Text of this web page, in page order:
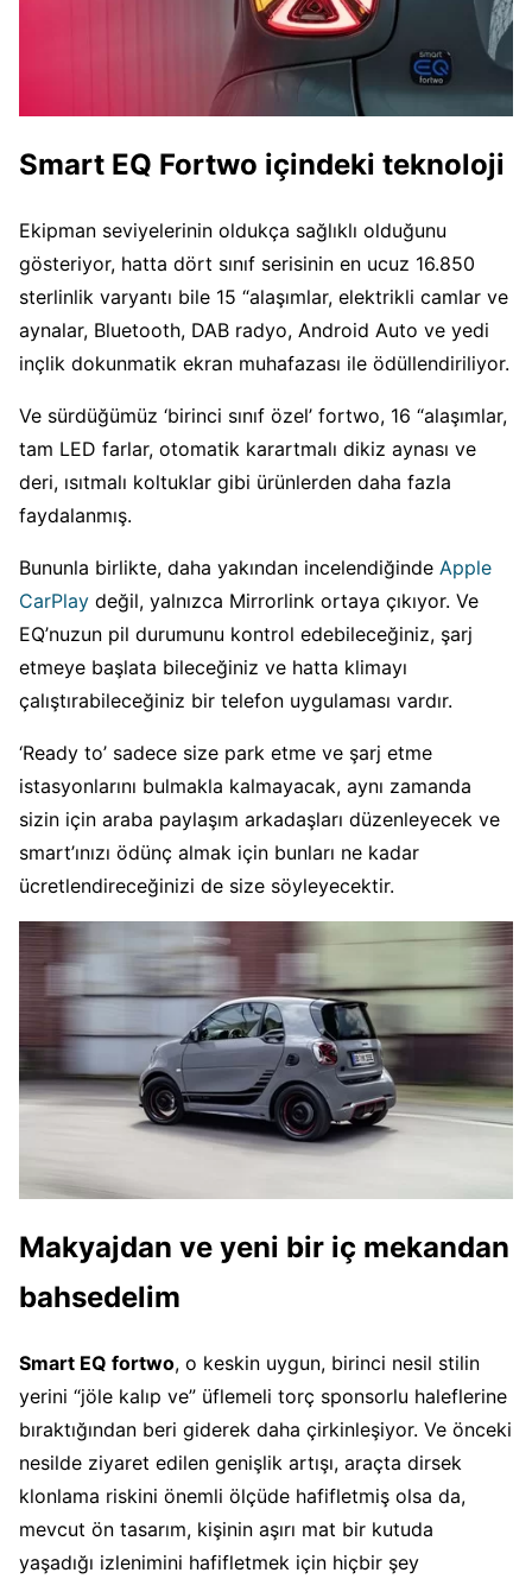
Smart EQ Fortwo içindeki teknoloji
Ekipman seviyelerinin oldukça sağlıklı olduğunu
gösteriyor, hatta dört sınıf serisinin en ucuz 16.850
sterlinlik varyantı bile 15 “alaşımlar, elektrikli camlar ve
aynalar, Bluetooth, DAB radyo, Android Auto ve yedi
inçlik dokunmatik ekran muhafazası ile ödüllendiriliyor.
Ve sürdüğümüz ‘birinci sınıf özel’ fortwo, 16 “alaşımlar,
tam LED farlar, otomatik karartmalı dikiz aynası ve
deri, ısıtmalı koltuklar gibi ürünlerden daha fazla
faydalanmış.
Bununla birlikte, daha yakından incelendiğinde Apple
CarPlay değil, yalnızca Mirrorlink ortaya çıkıyor. Ve
EQ’nuzun pil durumunu kontrol edebileceğiniz, şarj
etmeye başlata bileceğiniz ve hatta klimayı
çalıştırabileceğiniz bir telefon uygulaması vardır.
‘Ready to’ sadece size park etme ve şarj etme
istasyonlarını bulmakla kalmayacak, aynı zamanda
sizin için araba paylaşım arkadaşları düzenleyecek ve
smart’ınızı ödünç almak için bunları ne kadar
ücretlendireceğinizi de size söyleyecektir.
Makyajdan ve yeni bir iç mekandan
bahsedelim
Smart EQ fortwo, o keskin uygun, birinci nesil stilin
yerini “jöle kalıp ve” üflemeli torç sponsorlu haleflerine
bıraktığından beri giderek daha çirkinleşiyor. Ve önceki
nesilde ziyaret edilen genişlik artışı, araçta dirsek
klonlama riskini önemli ölçüde hafifletmiş olsa da,
mevcut ön tasarım, kişinin aşırı mat bir kutuda
yaşadığı izlenimini hafifletmek için hiçbir şey